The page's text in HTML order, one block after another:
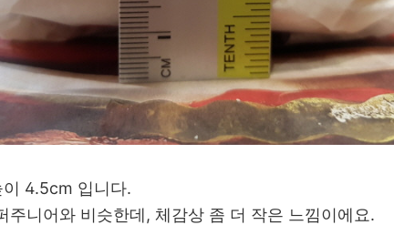
4.5cm 입니다.
주니어와 비슷한데, 체감상 좀 더 작은 느낌이에요.